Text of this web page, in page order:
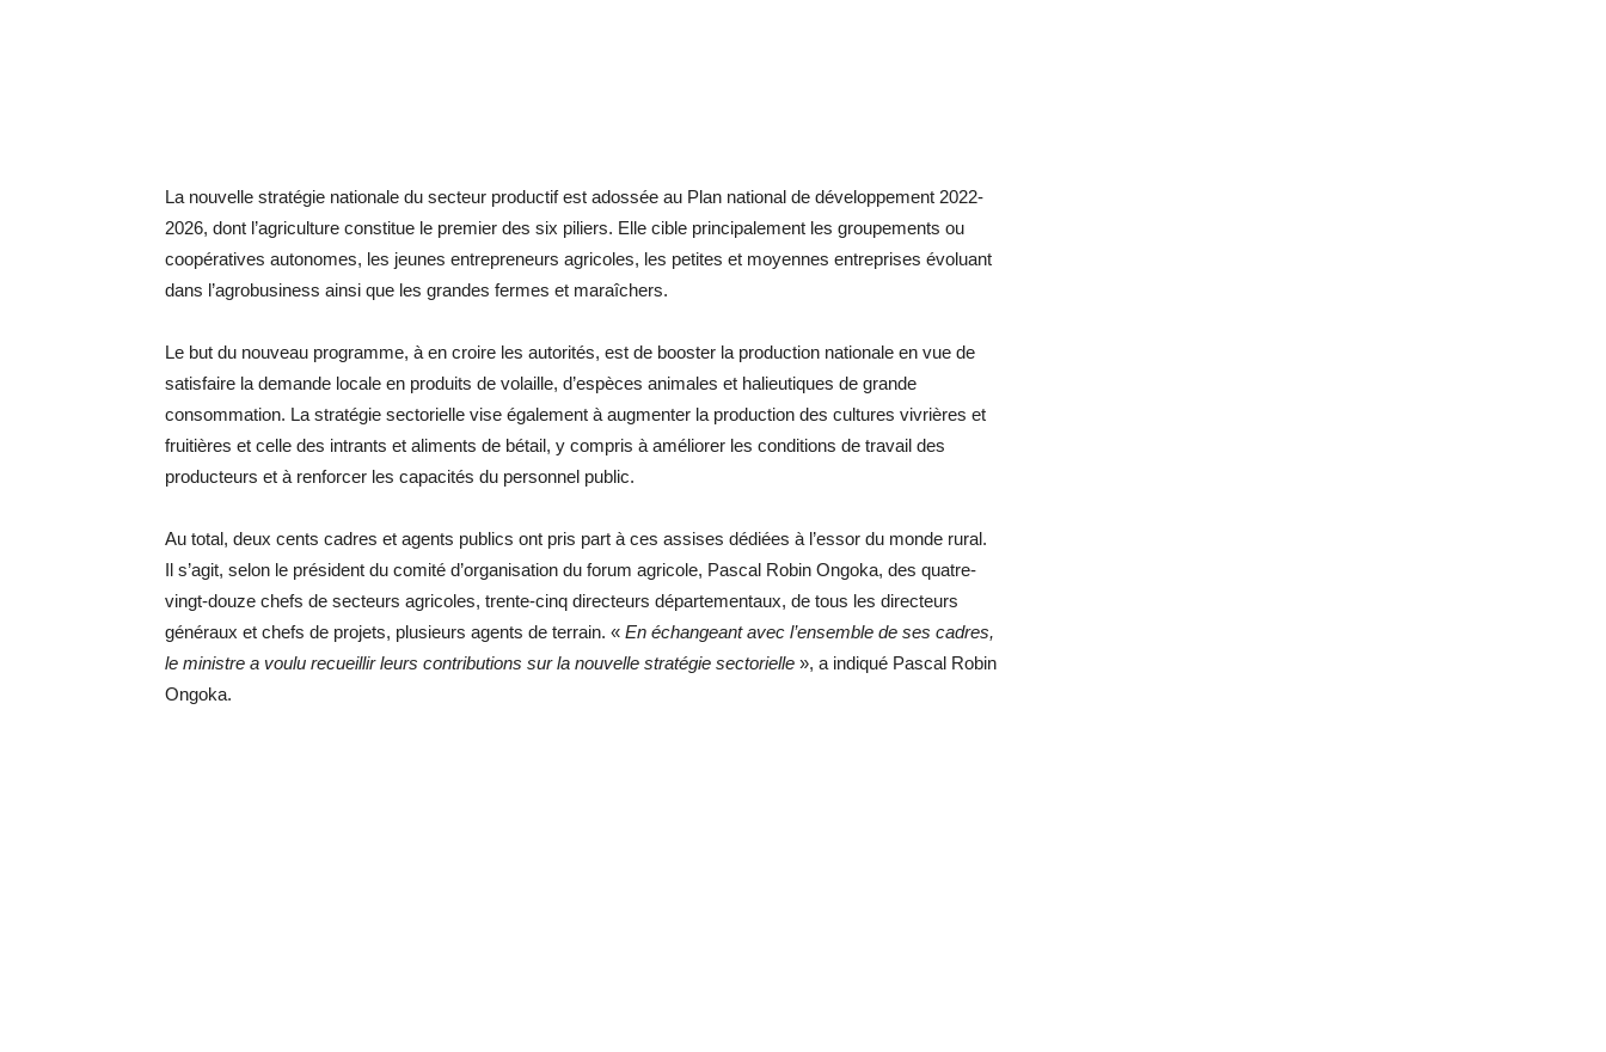
La nouvelle stratégie nationale du secteur productif est adossée au Plan national de développement 2022-
2026, dont l’agriculture constitue le premier des six piliers. Elle cible principalement les groupements ou
coopératives autonomes, les jeunes entrepreneurs agricoles, les petites et moyennes entreprises évoluant
dans l’agrobusiness ainsi que les grandes fermes et maraîchers.
Le but du nouveau programme, à en croire les autorités, est de booster la production nationale en vue de
satisfaire la demande locale en produits de volaille, d’espèces animales et halieutiques de grande
consommation. La stratégie sectorielle vise également à augmenter la production des cultures vivrières et
fruitières et celle des intrants et aliments de bétail, y compris à améliorer les conditions de travail des
producteurs et à renforcer les capacités du personnel public.
Au total, deux cents cadres et agents publics ont pris part à ces assises dédiées à l’essor du monde rural.
Il s’agit, selon le président du comité d’organisation du forum agricole, Pascal Robin Ongoka, des quatre-
vingt-douze chefs de secteurs agricoles, trente-cinq directeurs départementaux, de tous les directeurs
généraux et chefs de projets, plusieurs agents de terrain. « En échangeant avec l’ensemble de ses cadres,
le ministre a voulu recueillir leurs contributions sur la nouvelle stratégie sectorielle », a indiqué Pascal Robin
Ongoka.